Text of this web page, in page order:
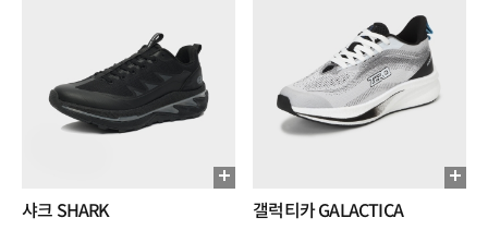
샤크 SHARK 갤럭티카 GALACTICA